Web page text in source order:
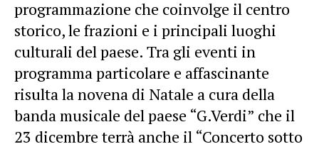
programmazione che coinvolge il centro
storico, le frazioni e i principali luoghi
culturali del paese. Tra gli eventi in
programma particolare e affascinante
risulta la novena di Natale a cura della
banda musicale del paese “G.Verdi” che il
23 dicembre terrà anche il “Concerto sotto